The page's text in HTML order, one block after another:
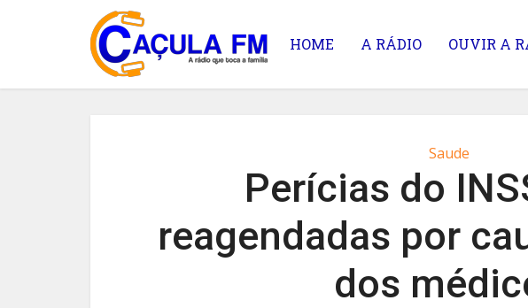
HOME A RÁDIO OUVIR A
Saude
Perícias do
reagendadas por
dos